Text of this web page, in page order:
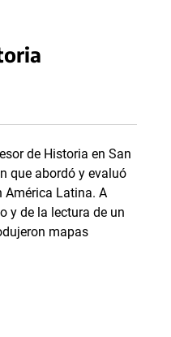
de Historia en San
que abordó y evaluó
América Latina. A
y de la lectura de un
mapas